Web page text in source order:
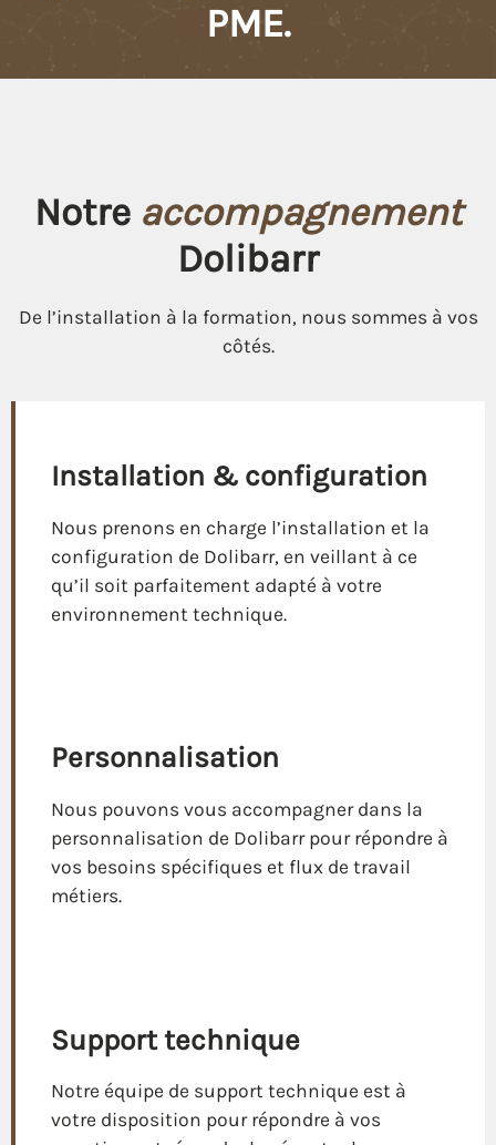
PME.
Notre accompagnement
Dolibarr
De l’installation à la formation, nous sommes à vos
côtés.
Installation & configuration
Nous prenons en charge l’installation et la
configuration de Dolibarr, en veillant à ce
qu’il soit parfaitement adapté à votre
environnement technique.
Personnalisation
Nous pouvons vous accompagner dans la
personnalisation de Dolibarr pour répondre à
vos besoins spécifiques et flux de travail
métiers.
Support technique
Notre équipe de support technique est à
votre disposition pour répondre à vos